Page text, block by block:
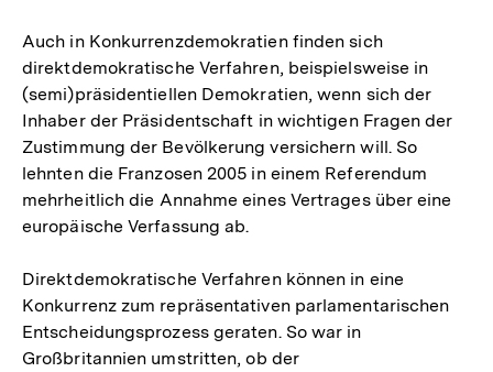
Auch in Konkurrenzdemokratien finden sich
direktdemokratische Verfahren, beispielsweise in
(semi)präsidentiellen Demokratien, wenn sich der
Inhaber der Präsidentschaft in wichtigen Fragen der
Zustimmung der Bevölkerung versichern will. So
lehnten die Franzosen 2005 in einem Referen­dum
mehrheitlich die Annahme eines Vertrages über eine
europäische Verfassung ab.
Direktdemokratische Verfahren können in eine
Konkurrenz zum repräsentativen parlamentarischen
Entscheidungsprozess geraten. So war in
Großbritannien umstritten, ob der